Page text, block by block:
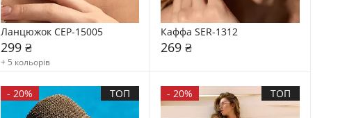
Ланцюжок CEP-15005
299 ₴
+ 5 кольорів
Каффа SER-1312
269 ₴
- 20% ТОП -20% ТОП